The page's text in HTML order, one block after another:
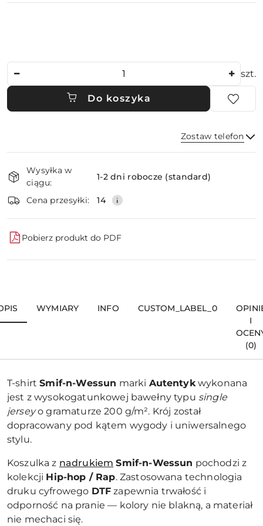
szt.
Do koszyka
Zostaw telefon
i
dostawa
Wysyłka w
ciągu:
1-2 dni robocze (standard)
Cena przesyłki: 14
Pobierz produkt do PDF
WYMIARY INFO CUSTOM_LABEL_0
I
(0)
T-shirtSmif-n-Wessun marki Autentykwykonana
jest z wysokogatunkowej bawełny typu single
jerseyo gramaturze 200 g/m². Krój został
dopracowany pod kątem wygody i uniwersalnego
stylu.
Koszulka z nadrukiem Smif-n-Wessun pochodzi z
kolekcji Hip-hop / Rap. Zastosowana technologia
druku cyfrowego DTF zapewnia trwałość i
odporność na pranie — kolory nie blakną, a materiał
nie mechaci się.